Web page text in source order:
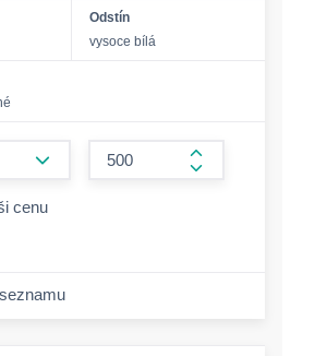
Odstín
vysoce bílá
form.increase-
cenu